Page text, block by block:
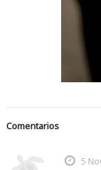
Comentarios
5